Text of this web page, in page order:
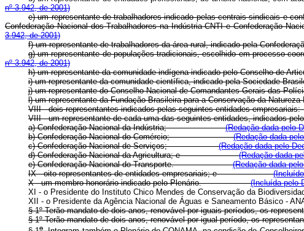
nº 3.942, de 2001)
e) um representante de trabalhadores indicado pelas centrais sindicais e
Confederação Nacional dos Trabalhadores na Indústria-CNTI e
3.942, de 2001)
f) um representante de trabalhadores da área rural, indicado pela
g) um representante de populações tradicionais, escolhido em
nº 3.942, de 2001)
h) um representante da comunidade indígena indicado pelo
i) um representante da comunidade científica, indicado pela
j) um representante do Conselho Nacional de Comandantes Gerais
l) um representante da Fundação Brasileira para a Conservação
VIII - dois representantes indicados pelas seguintes entidades empresariais:
VIII - um representante de cada uma das seguintes entidades, indicados
a) Confederação Nacional da Indústria;
(Redação dada pelo
b) Confederação Nacional do Comércio;
(Redação dada
c) Confederação Nacional de Serviços;
(Redação dada pelo
d) Confederação Nacional da Agricultura; e
(Redação dada
e) Confederação Nacional do Transporte.
(Redação dada
IX - oito representantes de entidades empresariais; e
X - um membro honorário indicado pelo Plenário.(Incluída pelo
XI - o Presidente do Instituto Chico Mendes de Conservação da
XII - o Presidente da Agência Nacional de Águas e Saneamento Básico -
§ 1º Terão mandato de dois anos, renovável por iguais períodos, os
§ 1º Terão mandato de dois anos, renovável por igual período, os
o